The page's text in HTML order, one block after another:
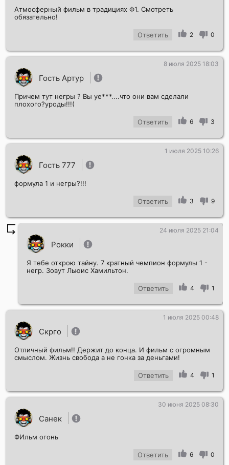
Атмосферный фильм в традициях Ф1. Смотреть
обязательно!
Ответить 2 0
Гость Артур
8 июля 2025 18:03
Причем тут негры ? Вы уе***....что они вам сделали
плохого?уроды!!!(
Ответить 6 3
Гость 777
1 июля 2025 10:26
формула 1 и негры?!!!
Ответить 3 9
Рокки
24 июля 2025 21:04
Я тебе открою тайну. 7 кратный чемпион формулы 1 -
негр. Зовут Льюис Хамильтон.
Ответить 4 1
Скрго
1 июля 2025 00:48
Отличный фильм!! Держит до конца. И фильм с огромным
смыслом. Жизнь свобода а не гонка за деньгами!
Ответить 4 1
Санек
30 июня 2025 08:30
ФИльм огонь
Ответить 6 0